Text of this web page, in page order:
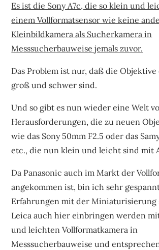
Es ist die Sony A7c, die so klein und
einem Vollformatsensor wie keine
Kleinbildkamera als Sucherkamera in
Messsucherbauweise jemals zuvor.
Das Problem ist nur, daß die
groß und schwer sind.
Und so gibt es nun wieder eine Welt
Herausforderungen, die zu neuen
wie das Sony 50mm F2.5 oder das
etc., die nun klein und leicht sind mit
Da Panasonic auch im Markt der
angekommen ist, bin ich sehr
Erfahrungen mit der Miniaturisierung
Leica auch hier einbringen werden
und leichten Vollformatkamera in
Messsucherbauweise und